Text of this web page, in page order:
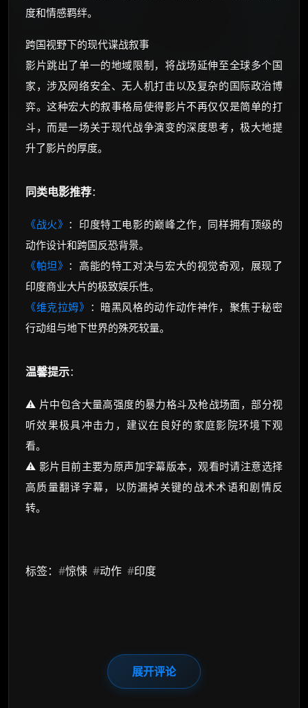
度和情感羁绊。
跨国视野下的现代谍战叙事
影片跳出了单一的地域限制，将战场延伸至全球多个国
家，涉及网络安全、无人机打击以及复杂的国际政治博
弈。这种宏大的叙事格局使得影片不再仅仅是简单的打
斗，而是一场关于现代战争演变的深度思考，极大地提
升了影片的厚度。
同类电影推荐：
《战火》 ：印度特工电影的巅峰之作，同样拥有顶级的
动作设计和跨国反恐背景。
《帕坦》 ：高能的特工对决与宏大的视觉奇观，展现了
印度商业大片的极致娱乐性。
《维克拉姆》 ：暗黑风格的动作动作神作，聚焦于秘密
行动组与地下世界的殊死较量。
温馨提示：
⚠️ 片中包含大量高强度的暴力格斗及枪战场面，部分视
听效果极具冲击力，建议在良好的家庭影院环境下观
看。
⚠️ 影片目前主要为原声加字幕版本，观看时请注意选择
高质量翻译字幕，以防漏掉关键的战术术语和剧情反
转。
标签： #惊悚 #动作 #印度
展开评论